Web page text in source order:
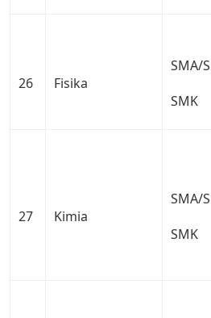
26 Fisika
SMA/
SMK
27 Kimia
SMA/
SMK